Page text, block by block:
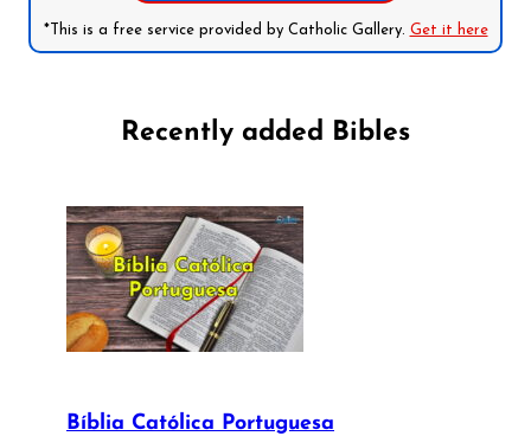
*This is a free service provided by Catholic Gallery. Get it here
Recently added Bibles
Bíblia Católica Portuguesa